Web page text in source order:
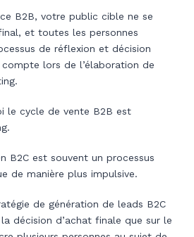
B2B, votre public cible ne se
et toutes les personnes
de réflexion et décision
lors de l’élaboration de
le cycle de vente B2B est
B2C est souvent un processus
de manière plus impulsive.
de génération de leads B2C
décision d’achat finale que sur le